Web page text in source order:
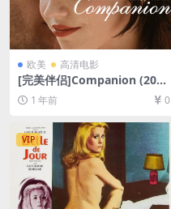
欧美 高清电影
[完美伴侣]Companion (202
5)[百度网盘+夸克网盘1080P
超清未删减资源][网盘在线播
放/下载][MP4/3GB][中英字
幕]
1 年前 0
VIP